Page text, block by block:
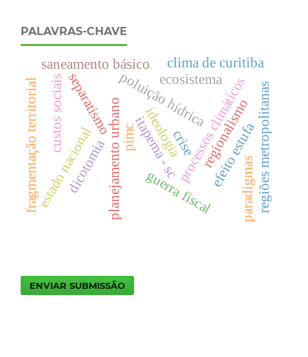
PALAVRAS-CHAVE
planejamento urbano ideologiaprocessos climáticos
poluição hídrica
saneamento básico
regionalismo
separatismo
clima de curitiba
crise
estado nacional guerra fiscal
itapema - sc
ecosistema
efeito estufa
pimc
fragmentação territorial regiões metropolitanas
custos sociais
dicotomia paradigmas
ENVIAR SUBMISSÃO